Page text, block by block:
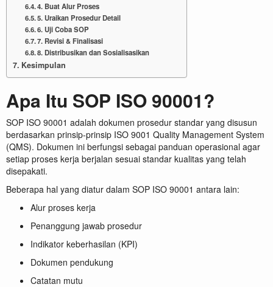
4. Buat Alur Proses
5. Uraikan Prosedur Detail
6. Uji Coba SOP
7. Revisi & Finalisasi
8. Distribusikan dan Sosialisasikan
Kesimpulan
Apa Itu SOP ISO 90001?
SOP ISO 90001 adalah dokumen prosedur standar yang disusun
berdasarkan prinsip-prinsip ISO 9001 Quality Management System
(QMS). Dokumen ini berfungsi sebagai panduan operasional agar
setiap proses kerja berjalan sesuai standar kualitas yang telah
disepakati.
Beberapa hal yang diatur dalam SOP ISO 90001 antara lain:
Alur proses kerja
Penanggung jawab prosedur
Indikator keberhasilan (KPI)
Dokumen pendukung
Catatan mutu